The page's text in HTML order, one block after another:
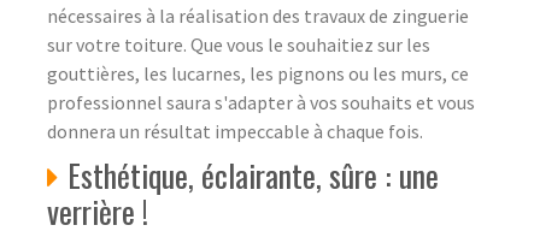
nécessaires à la réalisation des travaux de zinguerie
sur votre toiture. Que vous le souhaitiez sur les
gouttières, les lucarnes, les pignons ou les murs, ce
professionnel saura s'adapter à vos souhaits et vous
donnera un résultat impeccable à chaque fois.
Esthétique, éclairante, sûre : une
verrière !